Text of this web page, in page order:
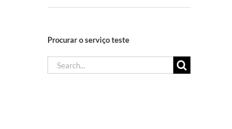
Procurar o serviço teste
Search